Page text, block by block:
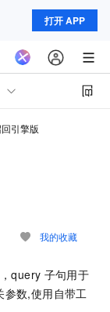
打开 APP
引擎版
我的收藏
query 子句用于
参数,使用自带工